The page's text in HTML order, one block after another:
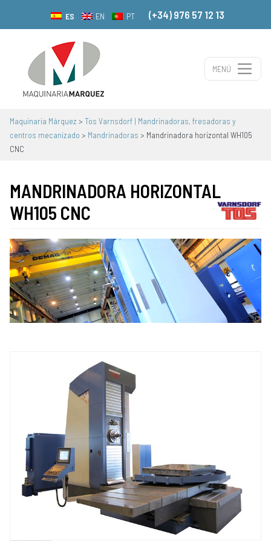
ES EN PT (+34) 976 57 12 13
Navegación principal
MENÚ
Maquinaria Márquez > Tos Varnsdorf | Mandrinadoras, fresadoras y
centros mecanizado > Mandrinadoras > Mandrinadora horizontal WH105
CNC
MANDRINADORA HORIZONTAL
WH105 CNC